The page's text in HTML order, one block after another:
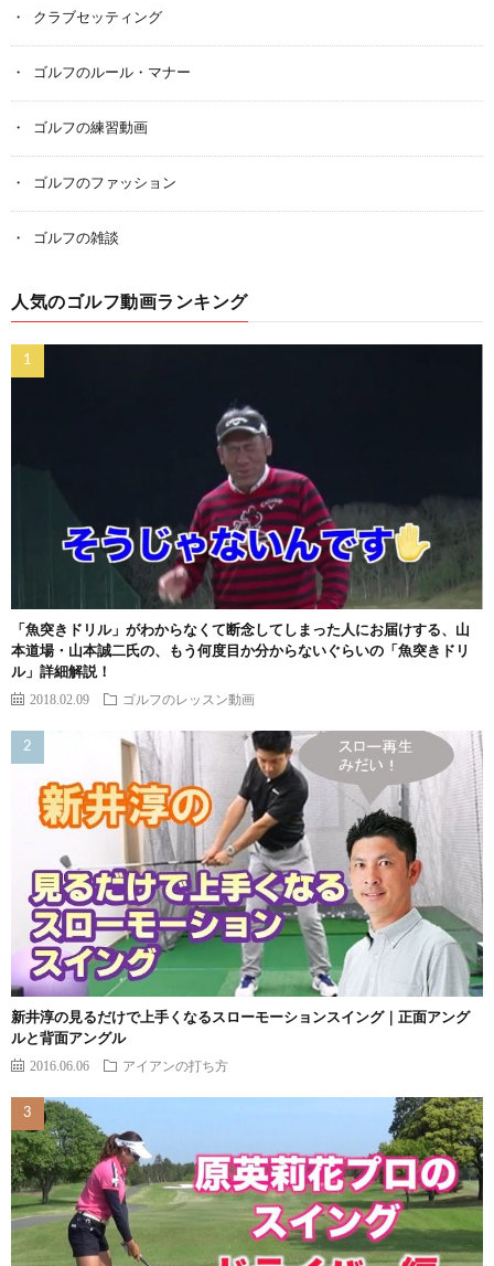
クラブセッティング
ゴルフのルール・マナー
ゴルフの練習動画
ゴルフのファッション
ゴルフの雑談
人気のゴルフ動画ランキング
「魚突きドリル」がわからなくて断念してしまった人にお届けする、山
本道場・山本誠二氏の、もう何度目か分からないぐらいの「魚突きドリ
ル」詳細解説！
2018.02.09 ゴルフのレッスン動画
新井淳の見るだけで上手くなるスローモーションスイング｜正面アング
ルと背面アングル
2016.06.06 アイアンの打ち方